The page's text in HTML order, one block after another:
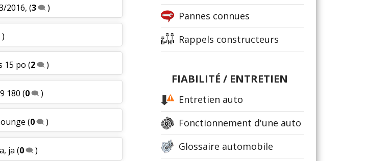
2016, (3 )
)
15 po (2 )
180 (0 )
(0 )
ja (0 )
Pannes connues
Rappels constructeurs
FIABILITÉ / ENTRETIEN
Entretien auto
Fonctionnement d'une auto
Glossaire automobile